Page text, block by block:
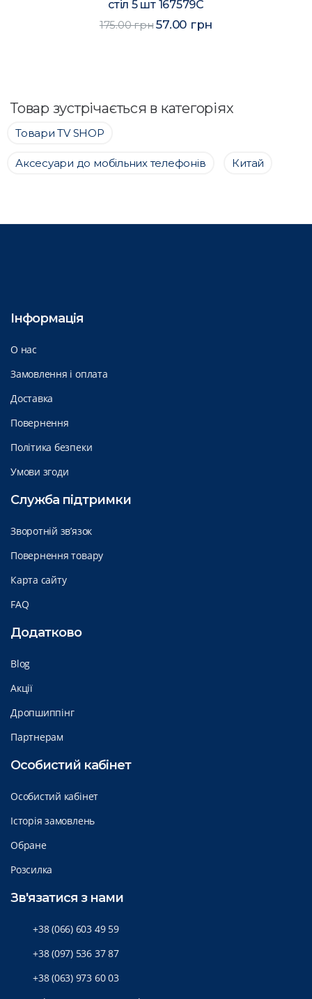
стіл 5 шт 167579C
175.00 грн57.00 грн
Товар зустрічається в категоріях
Товари ТV SHOP
Аксесуари до мобільних телефонів Китай
Інформація
О нас
Замовлення і оплата
Доставка
Повернення
Політика безпеки
Умови згоди
Служба підтримки
Зворотній зв’язок
Повернення товару
Карта сайту
FAQ
Додатково
Blog
Акції
Дропшиппінг
Партнерам
Особистий кабінет
Особистий кабінет
Історія замовлень
Обране
Розсилка
Зв'язатися з нами
+38 (066) 603 49 59
+38 (097) 536 37 87
+38 (063) 973 60 03